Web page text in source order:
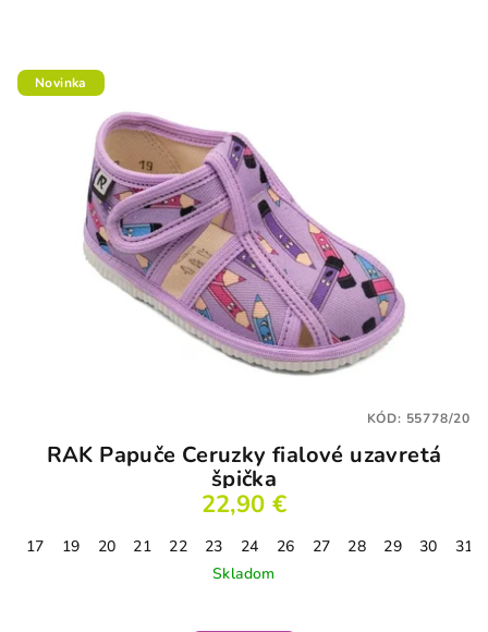
Novinka
RAK Papuče Ceruzky fialové uzavretá
špička
22,90 €
17 19 20 21 22 23 24 26 27 28 29 30
31
Skladom
KÓD: 55778/20